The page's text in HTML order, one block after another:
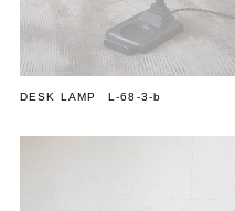
DESK LAMP L-68-3-b